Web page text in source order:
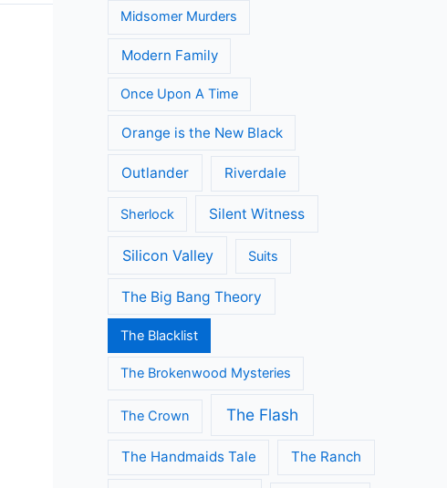
Midsomer Murders
Modern Family
Once Upon A Time
Orange is the New Black
Outlander Riverdale
Sherlock Silent Witness
Silicon Valley Suits
The Big Bang Theory
The Blacklist
The Brokenwood Mysteries
The Crown The Flash
The Handmaids Tale The Ranch